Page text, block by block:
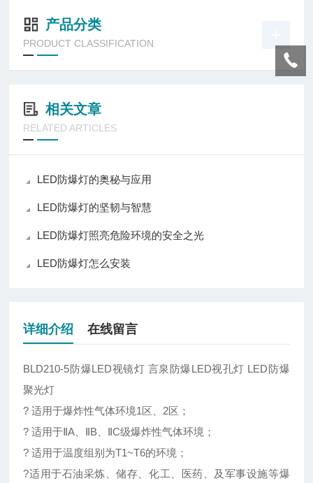
产品分类
PRODUCT CLASSIFICATION
相关文章
RELATED ARTICLES
LED防爆灯的奥秘与应用
LED防爆灯的坚韧与智慧
LED防爆灯照亮危险环境的安全之光
LED防爆灯怎么安装
详细介绍 在线留言
BLD210-5防爆LED视镜灯 言泉防爆LED视孔灯 LED防爆
聚光灯
? 适用于爆炸性气体环境1区、2区；
? 适用于ⅡA、ⅡB、ⅡC级爆炸性气体环境；
? 适用于温度组别为T1~T6的环境；
?适用于石油采炼、储存、化工、医药、及军事设施等爆